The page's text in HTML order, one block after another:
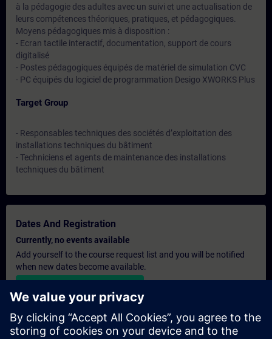
à la pédagogie des adultes avec un suivi et une actualisation de
leurs compétences théoriques, pratiques, et pédagogiques.
Moyens pédagogiques mis à disposition :
- Ecran tactile interactif, documentation, support de cours
digitalisé
- Postes pédagogiques équipés de matériel de simulation CVC
- PC équipés du logiciel de programmation Desigo XWORKS Plus
Target Group
- Responsables techniques des sociétés d’exploitation des
installations techniques du bâtiment
- Techniciens et agents de maintenance des installations
techniques du bâtiment
Dates And Registration
Currently, no events available
Add yourself to the course request list and you will be notified
when new dates become available.